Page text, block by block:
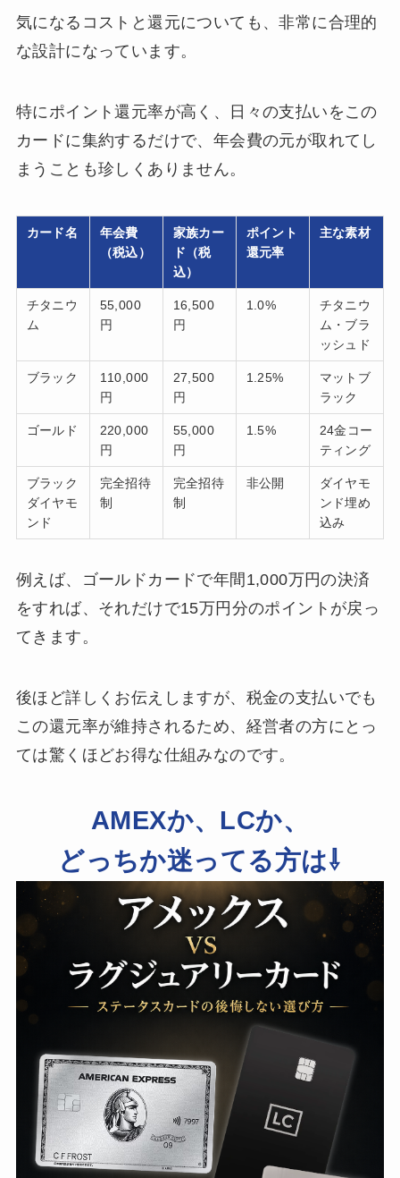
気になるコストと還元についても、非常に合理的
な設計になっています。
特にポイント還元率が高く、日々の支払いをこの
カードに集約するだけで、年会費の元が取れてし
まうことも珍しくありません。
カード名
年会費
（税込）
家族カー
ド（税
込）
ポイント
還元率
主な素材
チタニウ
ム
55,000
円
16,500
円
1.0%
チタニウ
ム・ブラ
ッシュド
ブラック
110,000
円
27,500
円
1.25%
マットブ
ラック
ゴールド
220,000
円
55,000
円
1.5%
24金コー
ティング
ブラック
ダイヤモ
ンド
完全招待
制
完全招待
制
非公開
ダイヤモ
ンド埋め
込み
例えば、ゴールドカードで年間1,000万円の決済
をすれば、それだけで15万円分のポイントが戻っ
てきます。
後ほど詳しくお伝えしますが、税金の支払いでも
この還元率が維持されるため、経営者の方にとっ
ては驚くほどお得な仕組みなのです。
AMEXか、LCか、
どっちか迷ってる方は⇩